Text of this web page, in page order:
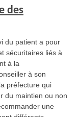
des
du patient a pour
sécuritaires liés à
à la
à son
préfecture qui
du maintien ou non
une